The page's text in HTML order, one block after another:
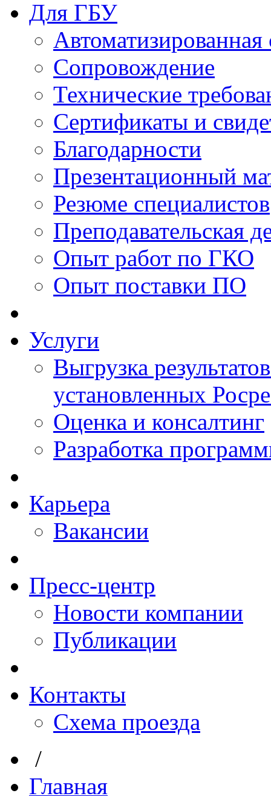
Для ГБУ
Сопровождение
Технические
Сертификаты и
Благодарности
Презентационный
Резюме специалистов
Преподавательская
Опыт работ по ГКО
Опыт поставки ПО
Услуги
Выгрузка
установленных
Оценка и консалтинг
Разработка
Карьера
Вакансии
Пресс-центр
Новости компании
Публикации
Контакты
Схема проезда
/
Главная